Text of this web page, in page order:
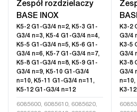
Zespół rozdzielaczy
BASE INOX
K5-2 G1-G3/4 n=2, K5-3 G1-
G3/4 n=3, K5-4 G1-G3/4 n=4,
K5-5 G1-G3/4 n=5, K5-6 G1-
G3/4 n=6, K5-7 G1-G3/4 n=7,
K5-8 G1-G3/4 n=8, K5-9 G1-
G3/4 n=9, K5-10 G1-G3/4
n=10, K5-11 G1-G3/4 n=11,
K5-12 G1-G3/4 n=12
6085600, 6085610, 6085620,
K3-2
G3/4
K3-5
G3/4
K3-8
G3/4
n=10,
K3-